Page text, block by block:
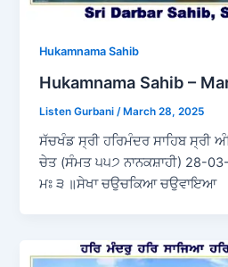
Hukamnama Sahib
Hukamnama Sahib –
Listen Gurbani/March 28, 2025
ਸੱਚਖੰਡ ਸ੍ਰੀ ਹਰਿਮੰਦਰ ਸਾਹਿਬ ਸ੍ਰੀ
ਚੇਤ (ਸੰਮਤ ੫੫੭ ਨਾਨਕਸ਼ਾਹੀ) 28-
ਮਃ ੩ ॥ਸੇਖਾ ਚਉਚਕਿਆ ਚਉਵਾਇਆ